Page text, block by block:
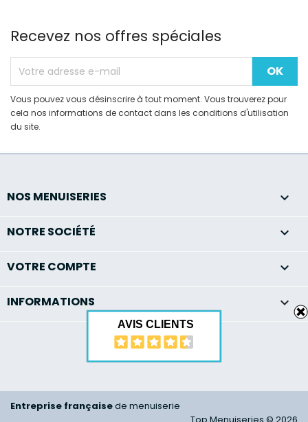
Recevez nos offres spéciales
Vous pouvez vous désinscrire à tout moment. Vous trouverez pour
cela nos informations de contact dans les conditions d'utilisation
du site.
NOS MENUISERIES 
NOTRE SOCIÉTÉ 
VOTRE COMPTE 
INFORMATIONS keyboard_arrow_down
AVIS CLIENTS
Entreprise françaisede menuiserie